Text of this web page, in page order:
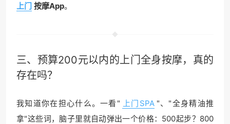
上门 按摩App。
三、预算200元以内的上门全身按摩，真的
存在吗？
我知道你在担心什么。一看" 上门SPA "、"全身精油推
拿"这些词，脑子里就自动弹出一个价格：500起步？800